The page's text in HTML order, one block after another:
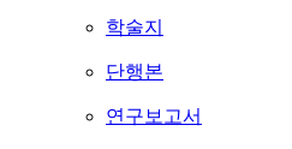
학술지
단행본
연구보고서